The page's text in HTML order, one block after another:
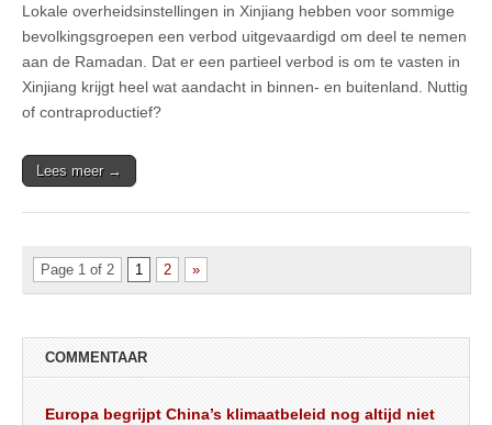
Lokale overheidsinstellingen in Xinjiang hebben voor sommige
bevolkingsgroepen een verbod uitgevaardigd om deel te nemen
aan de Ramadan. Dat er een partieel verbod is om te vasten in
Xinjiang krijgt heel wat aandacht in binnen- en buitenland. Nuttig
of contraproductief?
Lees meer →
Page 1 of 2 1 2 »
COMMENTAAR
Europa begrijpt China’s klimaatbeleid nog altijd niet